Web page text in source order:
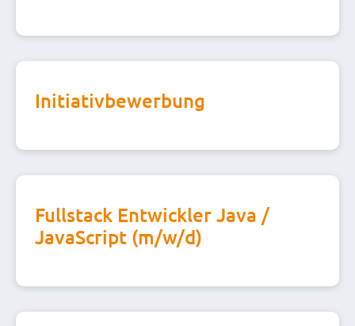
Initiativbewerbung
Fullstack Entwickler Java /
JavaScript (m/w/d)